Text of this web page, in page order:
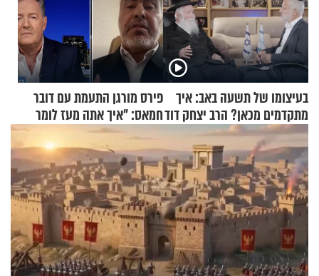
בעיצומו של תשעה באב: איך
מתקדמים מכאן? הרב יצחק דוד
גרוסמן בשיחה מיוחדת
פירס מורגן התעמת עם דובר
חמאס: "איך אתה מעז לומר
שלא ביצעתם פשעי מלחמה?!"